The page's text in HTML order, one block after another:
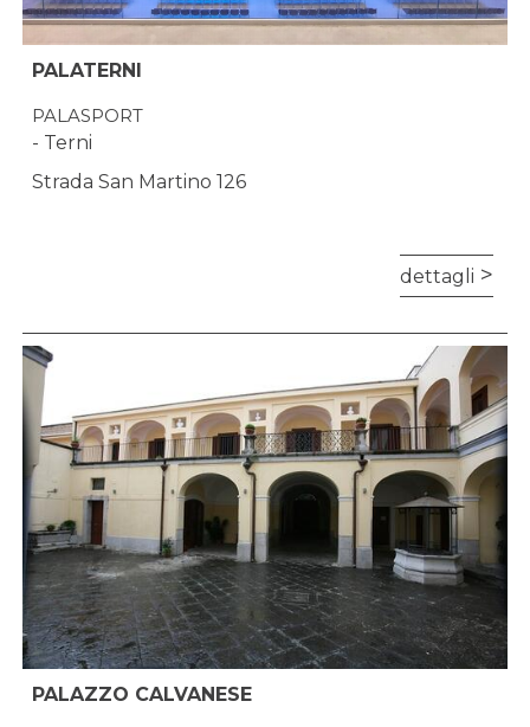
PALATERNI
PALASPORT
- Terni
Strada San Martino 126
dettagli
PALAZZO CALVANESE